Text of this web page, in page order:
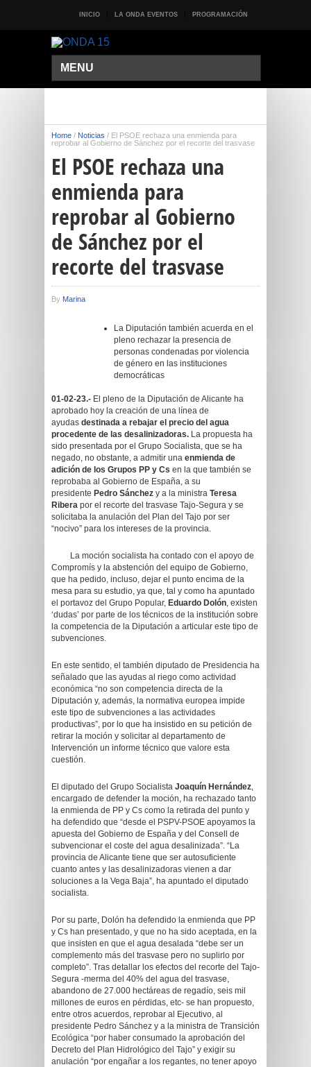
INICIO LA ONDA EVENTOS PROGRAMACIÓN
MENU
Home / Noticias / El PSOE rechaza una enmienda para
reprobar al Gobierno de Sánchez por el recorte del trasvase
El PSOE rechaza una
enmienda para
reprobar al Gobierno
de Sánchez por el
recorte del trasvase
By Marina
La Diputación también acuerda en el
pleno rechazar la presencia de
personas condenadas por violencia
de género en las instituciones
democráticas
01-02-23.- El pleno de la Diputación de Alicante ha
aprobado hoy la creación de una línea de
ayudas destinada a rebajar el precio del agua
procedente de las desalinizadoras. La propuesta ha
sido presentada por el Grupo Socialista, que se ha
negado, no obstante, a admitir una enmienda de
adición de los Grupos PP y Cs en la que también se
reprobaba al Gobierno de España, a su
presidente Pedro Sánchez y a la ministra Teresa
Ribera por el recorte del trasvase Tajo-Segura y se
solicitaba la anulación del Plan del Tajo por ser
“nocivo” para los intereses de la provincia.
La moción socialista ha contado con el apoyo de
Compromís y la abstención del equipo de Gobierno,
que ha pedido, incluso, dejar el punto encima de la
mesa para su estudio, ya que, tal y como ha apuntado
el portavoz del Grupo Popular, Eduardo Dolón, existen
‘dudas’ por parte de los técnicos de la institución sobre
la competencia de la Diputación a articular este tipo de
subvenciones.
En este sentido, el también diputado de Presidencia ha
señalado que las ayudas al riego como actividad
económica “no son competencia directa de la
Diputación y, además, la normativa europea impide
este tipo de subvenciones a las actividades
productivas”, por lo que ha insistido en su petición de
retirar la moción y solicitar al departamento de
Intervención un informe técnico que valore esta
cuestión.
El diputado del Grupo Socialista Joaquín Hernández,
encargado de defender la moción, ha rechazado tanto
la enmienda de PP y Cs como la retirada del punto y
ha defendido que “desde el PSPV-PSOE apoyamos la
apuesta del Gobierno de España y del Consell de
subvencionar el coste del agua desalinizada”. “La
provincia de Alicante tiene que ser autosuficiente
cuanto antes y las desalinizadoras vienen a dar
soluciones a la Vega Baja”, ha apuntado el diputado
socialista.
Por su parte, Dolón ha defendido la enmienda que PP
y Cs han presentado, y que no ha sido aceptada, en la
que insisten en que el agua desalada “debe ser un
complemento más del trasvase pero no suplirlo por
completo”. Tras detallar los efectos del recorte del Tajo-
Segura -merma del 40% del agua del trasvase,
abandono de 27.000 hectáreas de regadío, seis mil
millones de euros en pérdidas, etc- se han propuesto,
entre otros acuerdos, reprobar al Ejecutivo, al
presidente Pedro Sánchez y a la ministra de Transición
Ecológica “por haber consumado la aprobación del
Decreto del Plan Hidrológico del Tajo” y exigir su
anulación “por engañar a los regantes, no tener apoyo